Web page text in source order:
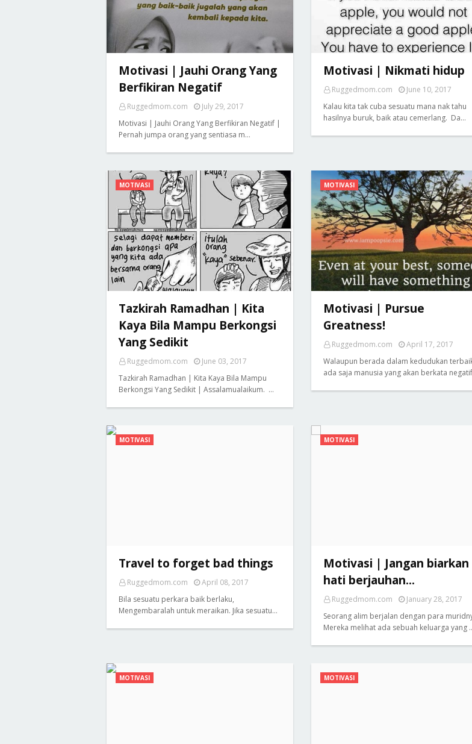
Motivasi | Jauhi Orang Yang
Berfikiran Negatif
Ruggedmom.com
July 29, 2017
Motivasi | Jauhi Orang Yang Berfikiran Negatif |
Pernah jumpa orang yang sentiasa m…
Motivasi | Nikmati hidup
Ruggedmom.com
June 10, 2017
Kalau kita tak cuba sesuatu mana nak tahu
hasilnya buruk, baik atau cemerlang. Da…
MOTIVASI
Tazkirah Ramadhan | Kita
Kaya Bila Mampu Berkongsi
Yang Sedikit
Ruggedmom.com
June 03, 2017
Tazkirah Ramadhan | Kita Kaya Bila Mampu
Berkongsi Yang Sedikit | Assalamualaikum. …
MOTIVASI
Motivasi | Pursue
Greatness!
Ruggedmom.com
April 17, 2017
Walaupun berada dalam kedudukan
ada saja manusia yang akan berkata
MOTIVASI
Travel to forget bad things
Ruggedmom.com
April 08, 2017
Bila sesuatu perkara baik berlaku,
Mengembaralah untuk meraikan. Jika sesuatu…
MOTIVASI
Motivasi | Jangan biarkan
hati berjauhan...
Ruggedmom.com
January 28, 2017
Seorang alim berjalan dengan para
Mereka melihat ada sebuah keluarga yang
MOTIVASI MOTIVASI